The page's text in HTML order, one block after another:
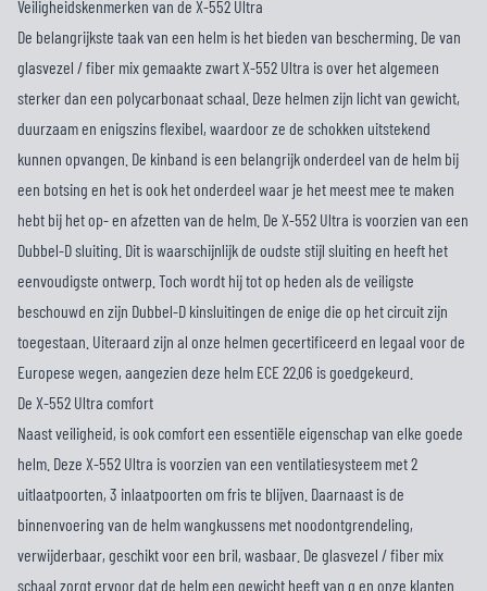
Veiligheidskenmerken van de X-552 Ultra
De belangrijkste taak van een helm is het bieden van bescherming. De van
glasvezel / fiber mix gemaakte zwart X-552 Ultra is over het algemeen
sterker dan een polycarbonaat schaal. Deze helmen zijn licht van gewicht,
duurzaam en enigszins flexibel, waardoor ze de schokken uitstekend
kunnen opvangen. De kinband is een belangrijk onderdeel van de helm bij
een botsing en het is ook het onderdeel waar je het meest mee te maken
hebt bij het op- en afzetten van de helm. De X-552 Ultra is voorzien van een
Dubbel-D sluiting. Dit is waarschijnlijk de oudste stijl sluiting en heeft het
eenvoudigste ontwerp. Toch wordt hij tot op heden als de veiligste
beschouwd en zijn Dubbel-D kinsluitingen de enige die op het circuit zijn
toegestaan. Uiteraard zijn al onze helmen gecertificeerd en legaal voor de
Europese wegen, aangezien deze helm ECE 22.06 is goedgekeurd.
De X-552 Ultra comfort
Naast veiligheid, is ook comfort een essentiële eigenschap van elke goede
helm. Deze X-552 Ultra is voorzien van een ventilatiesysteem met 2
uitlaatpoorten, 3 inlaatpoorten om fris te blijven. Daarnaast is de
binnenvoering van de helm wangkussens met noodontgrendeling,
verwijderbaar, geschikt voor een bril, wasbaar. De glasvezel / fiber mix
schaal zorgt ervoor dat de helm een gewicht heeft van g en onze klanten